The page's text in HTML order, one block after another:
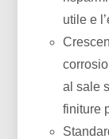
utile e
al sale
finiture